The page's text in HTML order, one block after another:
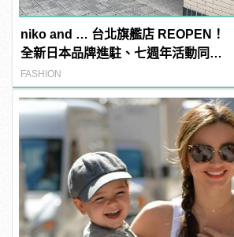
niko and … 台北旗艦店 REOPEN！
全新日本品牌進駐、七週年活動同步
開跑
FASHION